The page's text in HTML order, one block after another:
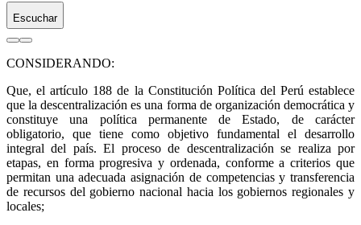
Escuchar
CONSIDERANDO:
Que, el artículo 188 de la Constitución Política del Perú establece
que la descentralización es una forma de organización democrática y
constituye una política permanente de Estado, de carácter
obligatorio, que tiene como objetivo fundamental el desarrollo
integral del país. El proceso de descentralización se realiza por
etapas, en forma progresiva y ordenada, conforme a criterios que
permitan una adecuada asignación de competencias y transferencia
de recursos del gobierno nacional hacia los gobiernos regionales y
locales;